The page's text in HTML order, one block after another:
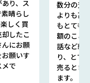
り、ス
晴らし
しく買
したこ
んにお願
願いす
で
数分の査
よりも高
もとても
額のこと
話など細
り、とて
売るとき
ます。